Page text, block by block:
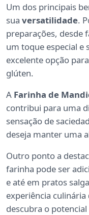
Um dos principais
sua versatilidade.
preparações, desde
um toque especial e
excelente opção
glúten.
A Farinha de
contribui para uma
sensação de
deseja manter uma
Outro ponto a
farinha pode ser
e até em pratos
experiência
descubra o